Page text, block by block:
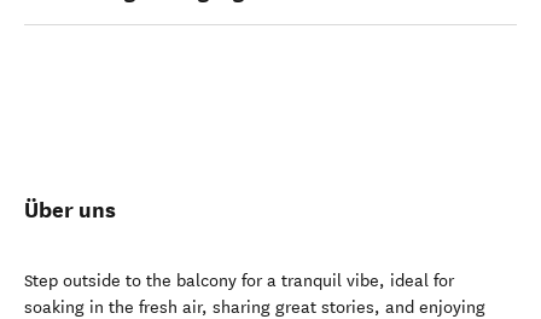
Über uns
Step outside to the balcony for a tranquil vibe, ideal for
soaking in the fresh air, sharing great stories, and enjoying